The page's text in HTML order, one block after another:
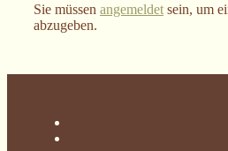
Sie müssen angemeldet sein, um
abzugeben.